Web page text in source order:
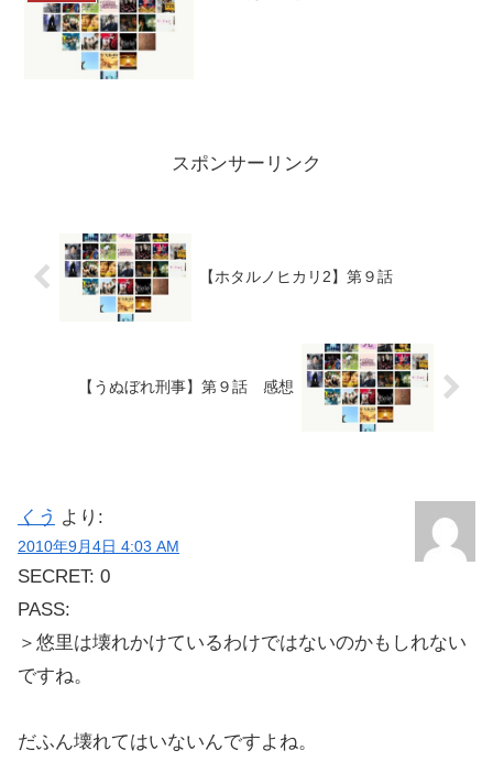
スポンサーリンク
【ホタルノヒカリ2】第９話
【うぬぼれ刑事】第９話 感想
くう より:
2010年9月4日 4:03 AM
SECRET: 0
PASS:
＞悠里は壊れかけているわけではないのかもしれない
ですね。
だふん壊れてはいないんですよね。